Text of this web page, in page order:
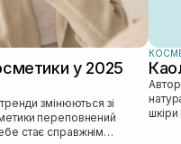
у 2025
переповнений
стає справжнім
Автор: Юлія
шкіри